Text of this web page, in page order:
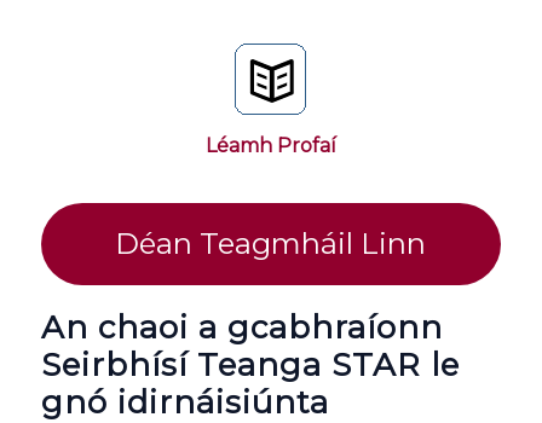
Léamh Profaí
Déan Teagmháil Linn
An chaoi a gcabhraíonn
Seirbhísí Teanga STAR le
gnó idirnáisiúnta